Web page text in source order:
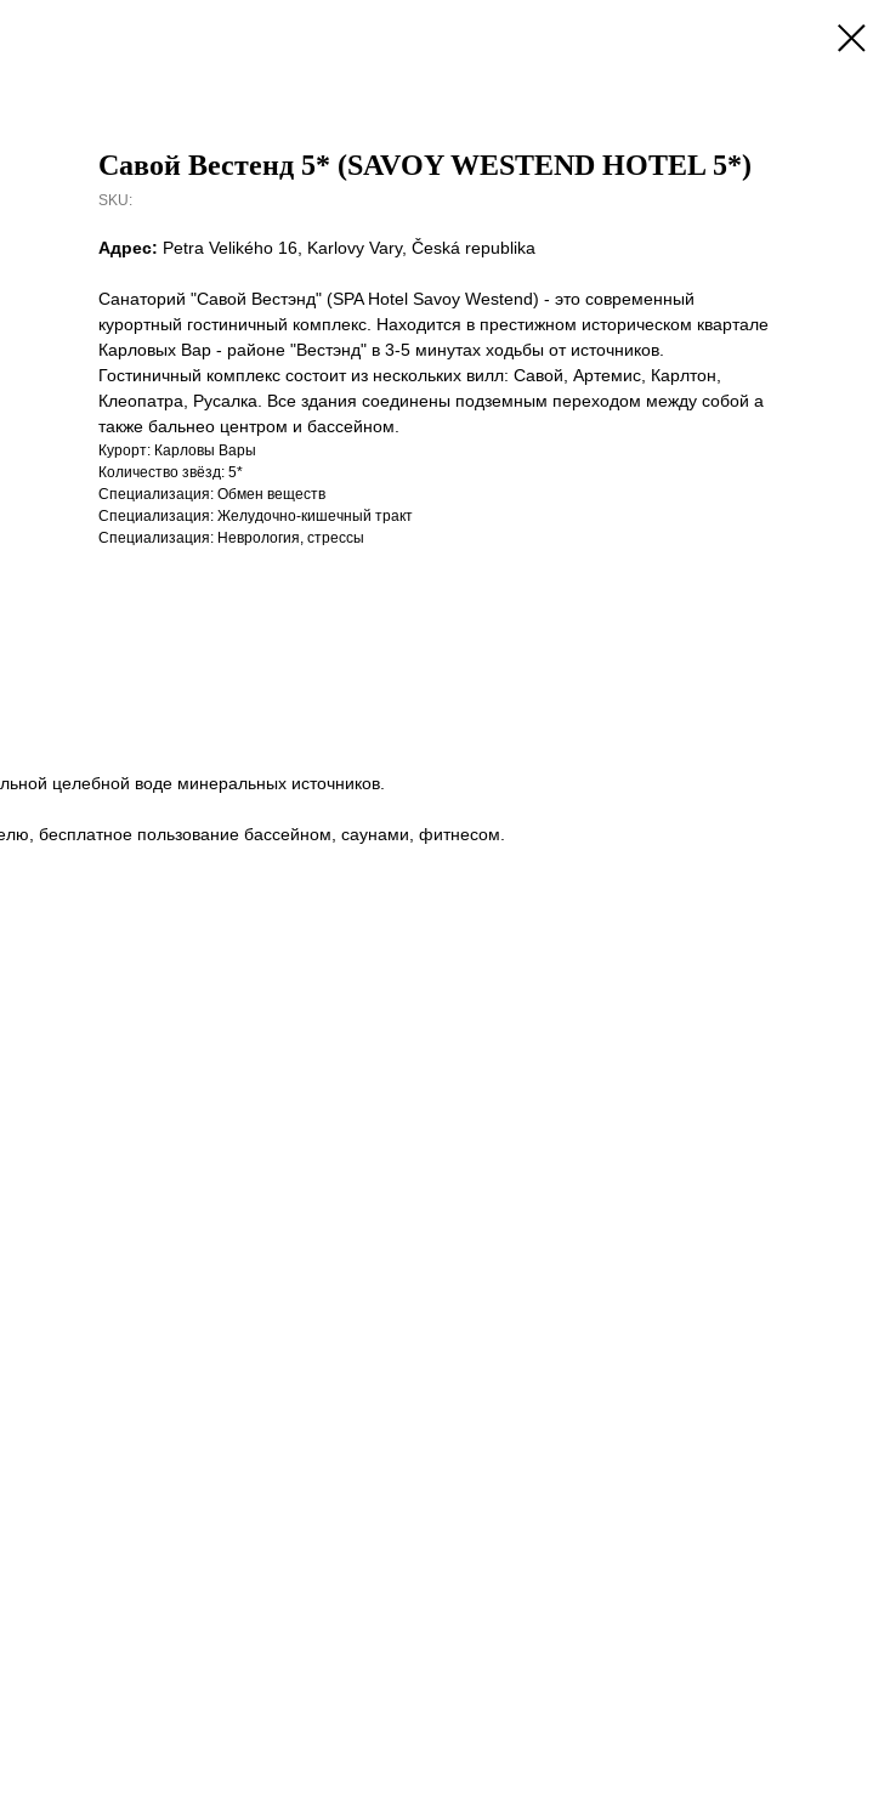
Савой Вестенд 5* (SAVOY WESTEND HOTEL 5*)
SKU:
Адрес: Petra Velikého 16, Karlovy Vary, Česká republika
Санаторий "Савой Вестэнд" (SPA Hotel Savoy Westend) - это современный
курортный гостиничный комплекс. Находится в престижном историческом квартале
Карловых Вар - районе "Вестэнд" в 3-5 минутах ходьбы от источников.
Гостиничный комплекс состоит из нескольких вилл: Савой, Артемис, Карлтон,
Клеопатра, Русалка. Все здания соединены подземным переходом между собой а
также бальнео центром и бассейном.
Курорт: Карловы Вары
Количество звёзд: 5*
Специализация: Обмен веществ
Специализация: Желудочно-кишечный тракт
Специализация: Неврология, стрессы
целебной воде минеральных источников.
бесплатное пользование бассейном, саунами, фитнесом.